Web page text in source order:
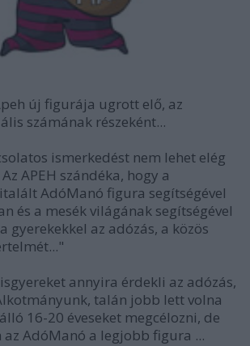
új figurája ugrott elő, az
számának részeként...
ismerkedést nem lehet elég
APEH szándéka, hogy a
AdóManó figura segítségével
és a mesék világának segítségével
gyerekekkel az adózás, a közös
annyira érdekli az adózás,
talán jobb lett volna
16-20 éveseket megcélozni, de
az AdóManó a legjobb figura ...